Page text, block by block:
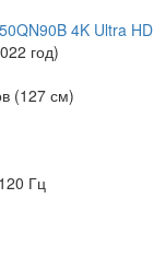
4K Ultra HD
год)
(127 см)
Гц